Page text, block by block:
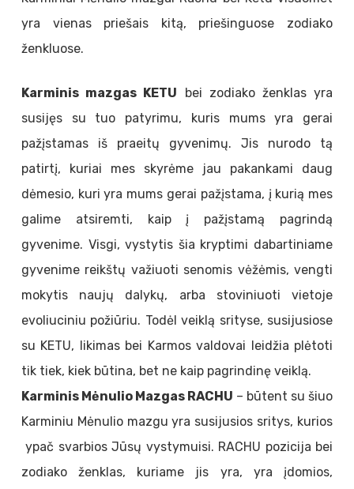
yra vienas priešais kitą, priešinguose zodiako
ženkluose.
Karminis mazgas KETU bei zodiako ženklas yra
susijęs su tuo patyrimu, kuris mums yra gerai
pažįstamas iš praeitų gyvenimų. Jis nurodo tą
patirtį, kuriai mes skyrėme jau pakankami daug
dėmesio, kuri yra mums gerai pažįstama, į kurią mes
galime atsiremti, kaip į pažįstamą pagrindą
gyvenime. Visgi, vystytis šia kryptimi dabartiniame
gyvenime reikštų važiuoti senomis vėžėmis, vengti
mokytis naujų dalykų, arba stoviniuoti vietoje
evoliuciniu požiūriu. Todėl veiklą srityse, susijusiose
su KETU, likimas bei Karmos valdovai leidžia plėtoti
tik tiek, kiek būtina, bet ne kaip pagrindinę veiklą.
Karminis Mėnulio Mazgas RACHU – būtent su šiuo
Karminiu Mėnulio mazgu yra susijusios sritys, kurios
ypač svarbios Jūsų vystymuisi. RACHU pozicija bei
zodiako ženklas, kuriame jis yra, yra įdomios,